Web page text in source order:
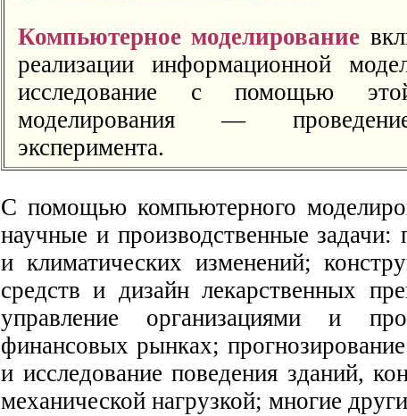
Компьютерное моделирование
реализации информационной
исследование с помощью
моделирования —
эксперимента.
С помощью компьютерного
научные и производственные задачи:
и климатических изменений;
средств и дизайн лекарственных
управление организациями и
финансовых рынках;
и исследование поведения зданий,
механической нагрузкой; многие